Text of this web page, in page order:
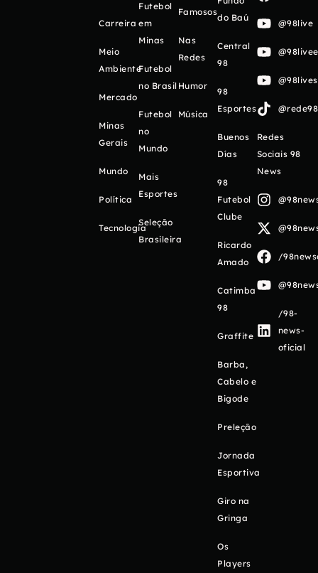
Carreira
Meio
Ambiente
Mercado
Minas
Gerais
Mundo
Política
Tecnologia
Futebol
em
Minas
Futebol
no Brasil
Futebol
no
Mundo
Mais
Esportes
Seleção
Brasileira
Famosos
Nas
Redes
Humor
Música
do Baú
Central
98
98
Esportes
Buenos
Días
98
Futebol
Clube
Ricardo
Amado
Catimba
98
Graffite
Barba,
Cabelo e
Bigode
Preleção
Jornada
Esportiva
Giro na
Gringa
Os
Players
@98live
Redes
Sociais 98
News
/
/98-
news-
oficial